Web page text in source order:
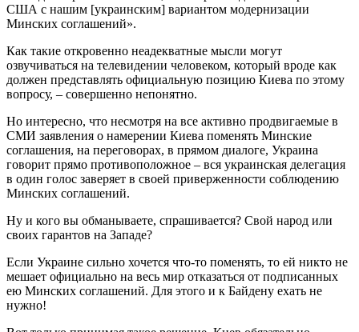
США с нашим [украинским] вариантом модернизации
Минских соглашений».
Как такие откровенно неадекватные мысли могут
озвучиваться на телевидении человеком, который вроде как
должен представлять официальную позицию Киева по этому
вопросу, – совершенно непонятно.
Но интересно, что несмотря на все активно продвигаемые в
СМИ заявления о намерении Киева поменять Минские
соглашения, на переговорах, в прямом диалоге, Украина
говорит прямо противоположное – вся украинская делегация
в один голос заверяет в своей приверженности соблюдению
Минских соглашений.
Ну и кого вы обманываете, спрашивается? Свой народ или
своих гарантов на Западе?
Если Украине сильно хочется что-то поменять, то ей никто не
мешает официально на весь мир отказаться от подписанных
ею Минских соглашений. Для этого и к Байдену ехать не
нужно!